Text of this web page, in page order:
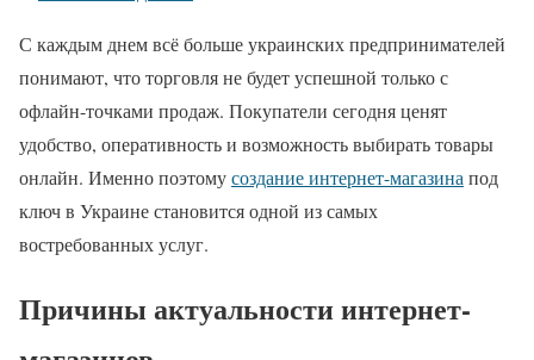
С каждым днем всё больше украинских предпринимателей
понимают, что торговля не будет успешной только с
офлайн-точками продаж. Покупатели сегодня ценят
удобство, оперативность и возможность выбирать товары
онлайн. Именно поэтомусоздание интернет-магазина под
ключ в Украине становится одной из самых
востребованных услуг.
Причины актуальности интернет-